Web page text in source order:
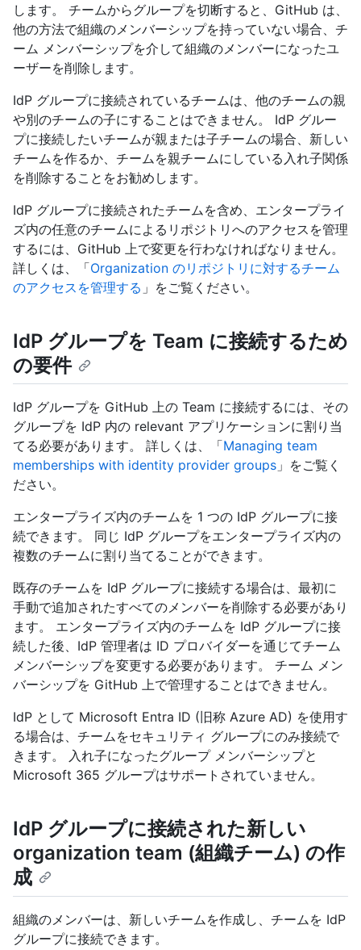
します。 チームからグループを切断すると、GitHub は、
他の方法で組織のメンバーシップを持っていない場合、チ
ーム メンバーシップを介して組織のメンバーになったユ
ーザーを削除します。
IdP グループに接続されているチームは、他のチームの親
や別のチームの子にすることはできません。 IdP グルー
プに接続したいチームが親または子チームの場合、新しい
チームを作るか、チームを親チームにしている入れ子関係
を削除することをお勧めします。
IdP グループに接続されたチームを含め、エンタープライ
ズ内の任意のチームによるリポジトリへのアクセスを管理
するには、GitHub 上で変更を行わなければなりません。
詳しくは、「Organization のリポジトリに対するチーム
のアクセスを管理する 」をご覧ください。
IdP グループを Team に接続するため
の要件
IdP グループを GitHub 上の Team に接続するには、その
グループを IdP 内の relevant アプリケーションに割り当
てる必要があります。 詳しくは、「Managing team
memberships with identity provider groups 」をご覧く
ださい。
エンタープライズ内のチームを 1 つの IdP グループに接
続できます。 同じ IdP グループをエンタープライズ内の
複数のチームに割り当てることができます。
既存のチームを IdP グループに接続する場合は、最初に
手動で追加されたすべてのメンバーを削除する必要があり
ます。 エンタープライズ内のチームを IdP グループに接
続した後、IdP 管理者は ID プロバイダーを通じてチーム
メンバーシップを変更する必要があります。 チーム メン
バーシップを GitHub 上で管理することはできません。
IdP として Microsoft Entra ID (旧称 Azure AD) を使用す
る場合は、チームをセキュリティ グループにのみ接続で
きます。 入れ子になったグループ メンバーシップと
Microsoft 365 グループはサポートされていません。
IdP グループに接続された新しい
organization team (組織チーム) の作
成
組織のメンバーは、新しいチームを作成し、チームを IdP
グループに接続できます。